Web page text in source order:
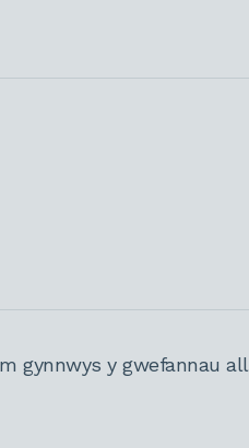
gynnwys y gwefannau